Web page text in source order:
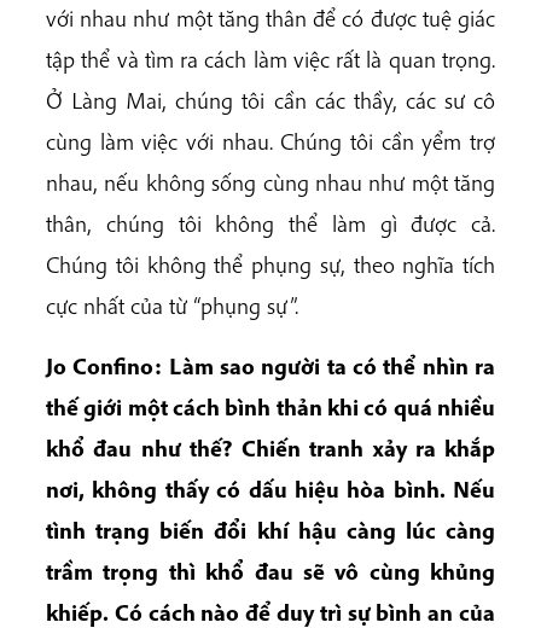
với nhau như một tăng thân để có được tuệ giác
tập thể và tìm ra cách làm việc rất là quan trọng.
Ở Làng Mai, chúng tôi cần các thầy, các sư cô
cùng làm việc với nhau. Chúng tôi cần yểm trợ
nhau, nếu không sống cùng nhau như một tăng
thân, chúng tôi không thể làm gì được cả.
Chúng tôi không thể phụng sự, theo nghĩa tích
cực nhất của từ “phụng sự”.
Jo Confino: Làm sao người ta có thể nhìn ra
thế giới một cách bình thản khi có quá nhiều
khổ đau như thế? Chiến tranh xảy ra khắp
nơi, không thấy có dấu hiệu hòa bình. Nếu
tình trạng biến đổi khí hậu càng lúc càng
trầm trọng thì khổ đau sẽ vô cùng khủng
khiếp. Có cách nào để duy trì sự bình an của